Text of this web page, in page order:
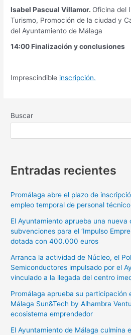
Isabel Pascual Villamor. Oficina del
Turismo, Promoción de la ciudad y
del Ayuntamiento de Málaga
14:00 Finalización y conclusiones
Imprescindible inscripción.
Buscar
Entradas recientes
Promálaga abre el plazo de
empleo temporal de personal
El Ayuntamiento aprueba una
subvenciones para el ‘Impulso
dotada con 400.000 euros
Arranca la actividad de Núcleo, el
Semiconductores impulsado por el
vinculado a la llegada del centro
Promálaga aprueba su participación
Málaga Sun&Tech by Alhambra
ecosistema emprendedor
El Ayuntamiento de Málaga culmina